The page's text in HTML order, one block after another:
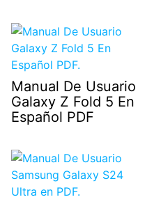
Manual De Usuario
Galaxy Z Fold 5 En
Español PDF